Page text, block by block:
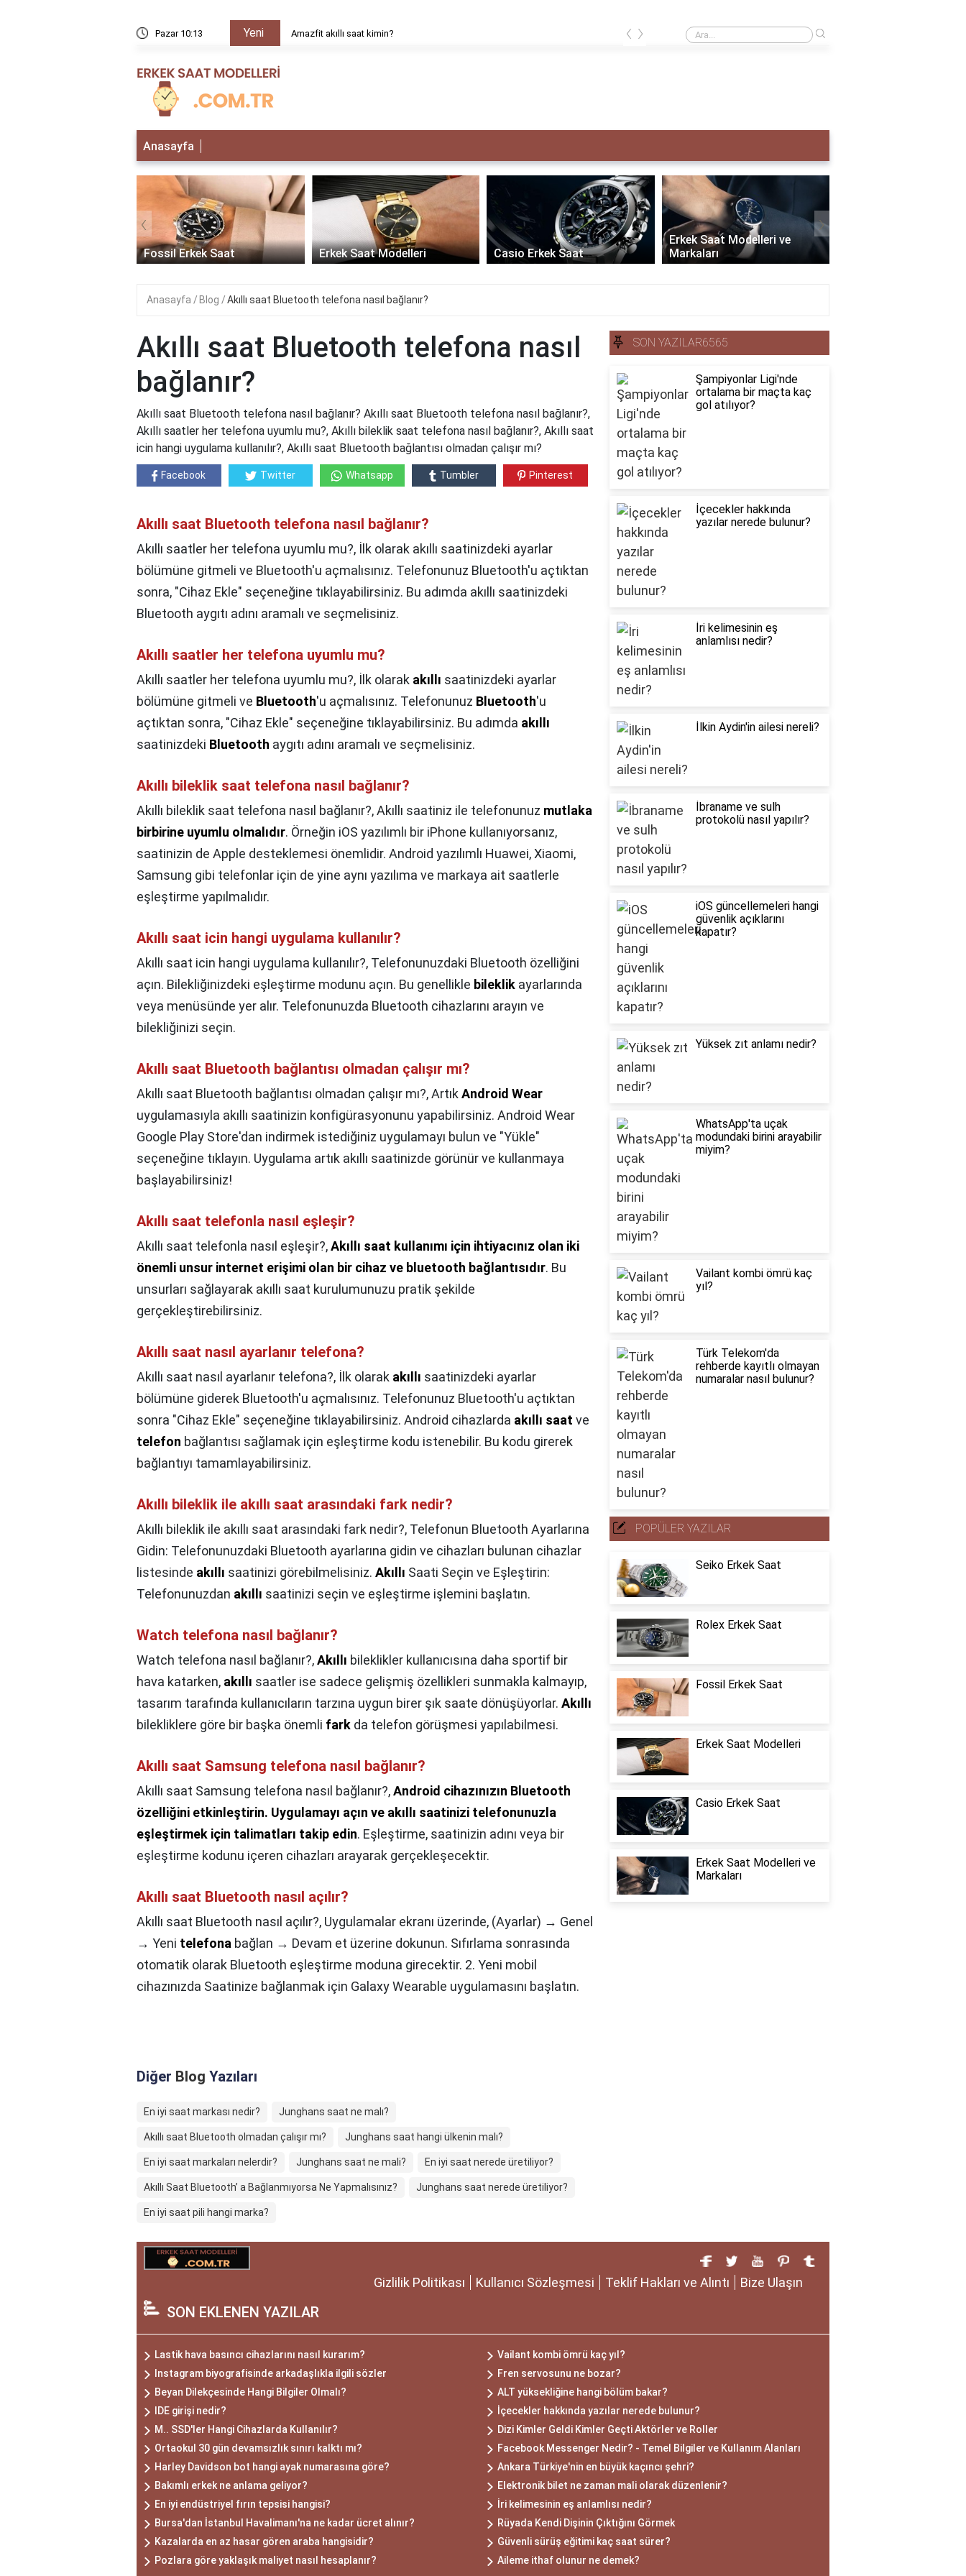
Pazar 10:13 Yeni Amazfit akıllı saat kimin? Creative taş ne demek?
‹ ›
Anasayfa
Fossil Erkek Saat Erkek Saat Modelleri Casio Erkek Saat
Erkek Saat Modelleri ve
Markaları
‹ ›
Anasayfa Blog Akıllı saat Bluetooth telefona nasıl bağlanır?
Akıllı saat Bluetooth telefona nasıl
bağlanır?
Akıllı saat Bluetooth telefona nasıl bağlanır? Akıllı saat Bluetooth telefona nasıl bağlanır?,
Akıllı saatler her telefona uyumlu mu?, Akıllı bileklik saat telefona nasıl bağlanır?, Akıllı saat
icin hangi uygulama kullanılır?, Akıllı saat Bluetooth bağlantısı olmadan çalışır mı?
Facebook Twitter Whatsapp Tumbler Pinterest
Akıllı saat Bluetooth telefona nasıl bağlanır?
Akıllı saatler her telefona uyumlu mu?, İlk olarak akıllı saatinizdeki ayarlar
bölümüne gitmeli ve Bluetooth'u açmalısınız. Telefonunuz Bluetooth'u açtıktan
sonra, "Cihaz Ekle" seçeneğine tıklayabilirsiniz. Bu adımda akıllı saatinizdeki
Bluetooth aygıtı adını aramalı ve seçmelisiniz.
Akıllı saatler her telefona uyumlu mu?
Akıllı saatler her telefona uyumlu mu?, İlk olarak akıllı saatinizdeki ayarlar
bölümüne gitmeli ve Bluetooth'u açmalısınız. Telefonunuz Bluetooth'u
açtıktan sonra, "Cihaz Ekle" seçeneğine tıklayabilirsiniz. Bu adımda akıllı
saatinizdeki Bluetooth aygıtı adını aramalı ve seçmelisiniz.
Akıllı bileklik saat telefona nasıl bağlanır?
Akıllı bileklik saat telefona nasıl bağlanır?,Akıllı saatiniz ile telefonunuz mutlaka
birbirine uyumlu olmalıdır. Örneğin iOS yazılımlı bir iPhone kullanıyorsanız,
saatinizin de Apple desteklemesi önemlidir. Android yazılımlı Huawei, Xiaomi,
Samsung gibi telefonlar için de yine aynı yazılıma ve markaya ait saatlerle
eşleştirme yapılmalıdır.
Akıllı saat icin hangi uygulama kullanılır?
Akıllı saat icin hangi uygulama kullanılır?, Telefonunuzdaki Bluetooth özelliğini
açın. Bilekliğinizdeki eşleştirme modunu açın. Bu genellikle bileklik ayarlarında
veya menüsünde yer alır. Telefonunuzda Bluetooth cihazlarını arayın ve
bilekliğinizi seçin.
Akıllı saat Bluetooth bağlantısı olmadan çalışır mı?
Akıllı saat Bluetooth bağlantısı olmadan çalışır mı?,ArtıkAndroid Wear
uygulamasıyla akıllı saatinizin konfigürasyonunu yapabilirsiniz. Android Wear
Google Play Store'dan indirmek istediğiniz uygulamayı bulun ve "Yükle"
seçeneğine tıklayın. Uygulama artık akıllı saatinizde görünür ve kullanmaya
başlayabilirsiniz!
Akıllı saat telefonla nasıl eşleşir?
Akıllı saat telefonla nasıl eşleşir?,Akıllı saat kullanımı için ihtiyacınız olan iki
önemli unsur internet erişimi olan bir cihaz ve bluetooth bağlantısıdır. Bu
unsurları sağlayarak akıllı saat kurulumunuzu pratik şekilde
gerçekleştirebilirsiniz.
Akıllı saat nasıl ayarlanır telefona?
Akıllı saat nasıl ayarlanır telefona?, İlk olarak akıllı saatinizdeki ayarlar
bölümüne giderek Bluetooth'u açmalısınız. Telefonunuz Bluetooth'u açtıktan
sonra "Cihaz Ekle" seçeneğine tıklayabilirsiniz. Android cihazlarda akıllı saat ve
telefon bağlantısı sağlamak için eşleştirme kodu istenebilir. Bu kodu girerek
bağlantıyı tamamlayabilirsiniz.
Akıllı bileklik ile akıllı saat arasındaki fark nedir?
Akıllı bileklik ile akıllı saat arasındaki fark nedir?, Telefonun Bluetooth Ayarlarına
Gidin: Telefonunuzdaki Bluetooth ayarlarına gidin ve cihazları bulunan cihazlar
listesinde akıllı saatinizi görebilmelisiniz. Akıllı Saati Seçin ve Eşleştirin:
Telefonunuzdan akıllı saatinizi seçin ve eşleştirme işlemini başlatın.
Watch telefona nasıl bağlanır?
Watch telefona nasıl bağlanır?,Akıllı bileklikler kullanıcısına daha sportif bir
hava katarken, akıllı saatler ise sadece gelişmiş özellikleri sunmakla kalmayıp,
tasarım tarafında kullanıcıların tarzına uygun birer şık saate dönüşüyorlar. Akıllı
bilekliklere göre bir başka önemli fark da telefon görüşmesi yapılabilmesi.
Akıllı saat Samsung telefona nasıl bağlanır?
Akıllı saat Samsung telefona nasıl bağlanır?,Android cihazınızın Bluetooth
özelliğini etkinleştirin. Uygulamayı açın ve akıllı saatinizi telefonunuzla
eşleştirmek için talimatları takip edin. Eşleştirme, saatinizin adını veya bir
eşleştirme kodunu içeren cihazları arayarak gerçekleşecektir.
Akıllı saat Bluetooth nasıl açılır?
Akıllı saat Bluetooth nasıl açılır?, Uygulamalar ekranı üzerinde, (Ayarlar) → Genel
→ Yeni telefona bağlan → Devam et üzerine dokunun. Sıfırlama sonrasında
otomatik olarak Bluetooth eşleştirme moduna girecektir. 2. Yeni mobil
cihazınızda Saatinize bağlanmak için Galaxy Wearable uygulamasını başlatın.
Diğer Blog Yazıları
En iyi saat markası nedir? Junghans saat ne malı?
Akıllı saat Bluetooth olmadan çalışır mı? Junghans saat hangi ülkenin malı?
En iyi saat markaları nelerdir? Junghans saat ne mali? En iyi saat nerede üretiliyor?
Akıllı Saat Bluetooth’ a Bağlanmıyorsa Ne Yapmalısınız? Junghans saat nerede üretiliyor?
En iyi saat pili hangi marka?
SON YAZILAR6565
Şampiyonlar Ligi'nde
ortalama bir maçta kaç
gol atılıyor?
İçecekler hakkında
yazılar nerede bulunur?
İri kelimesinin eş
anlamlısı nedir?
İlkin Aydin'in ailesi nereli?
İbraname ve sulh
protokolü nasıl yapılır?
iOS güncellemeleri hangi
güvenlik açıklarını
kapatır?
Yüksek zıt anlamı nedir?
WhatsApp'ta uçak
modundaki birini arayabilir
miyim?
Vailant kombi ömrü kaç
yıl?
Türk Telekom'da
rehberde kayıtlı olmayan
numaralar nasıl bulunur?
POPÜLER YAZILAR
Seiko Erkek Saat
Rolex Erkek Saat
Fossil Erkek Saat
Erkek Saat Modelleri
Casio Erkek Saat
Erkek Saat Modelleri ve
Markaları
Gizlilik Politikası Kullanıcı Sözleşmesi Teklif Hakları ve Alıntı Bize Ulaşın
SON EKLENEN YAZILAR
Lastik hava basıncı cihazlarını nasıl kurarım?
Vailant kombi ömrü kaç yıl?
Instagram biyografisinde arkadaşlıkla ilgili sözler
Fren servosunu ne bozar?
Beyan Dilekçesinde Hangi Bilgiler Olmalı?
ALT yüksekliğine hangi bölüm bakar?
IDE girişi nedir?
İçecekler hakkında yazılar nerede bulunur?
M.. SSD'ler Hangi Cihazlarda Kullanılır?
Dizi Kimler Geldi Kimler Geçti Aktörler ve Roller
Ortaokul 30 gün devamsızlık sınırı kalktı mı?
Facebook Messenger Nedir? - Temel Bilgiler ve Kullanım Alanları
Harley Davidson bot hangi ayak numarasına göre?
Ankara Türkiye'nin en büyük kaçıncı şehri?
Bakımlı erkek ne anlama geliyor?
Elektronik bilet ne zaman mali olarak düzenlenir?
En iyi endüstriyel fırın tepsisi hangisi?
İri kelimesinin eş anlamlısı nedir?
Bursa'dan İstanbul Havalimanı'na ne kadar ücret alınır?
Rüyada Kendi Dişinin Çıktığını Görmek
Kazalarda en az hasar gören araba hangisidir?
Güvenli sürüş eğitimi kaç saat sürer?
Pozlara göre yaklaşık maliyet nasıl hesaplanır?
Aileme ithaf olunur ne demek?